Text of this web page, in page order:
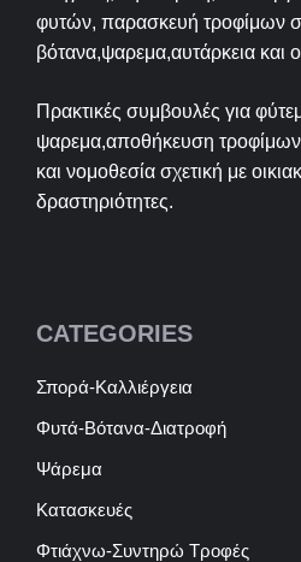
φυτών, παρασκευή τροφίμων
βότανα,ψαρεμα,αυτάρκεια και
Πρακτικές συμβουλές για
ψαρεμα,αποθήκευση
και νομοθεσία σχετική με
δραστηριότητες.
CATEGORIES
Σπορά-Καλλιέργεια
Φυτά-Βότανα-Διατροφή
Ψάρεμα
Κατασκευές
Φτιάχνω-Συντηρώ Τροφές